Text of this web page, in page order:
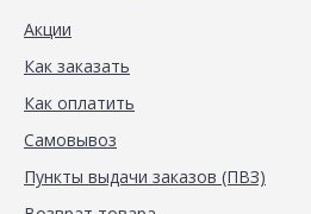
Акции
Как заказать
Как оплатить
Самовывоз
Пункты выдачи заказов (ПВЗ)